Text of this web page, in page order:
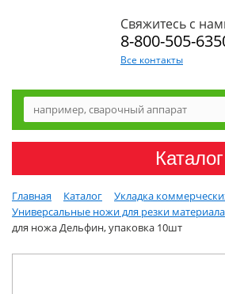
Свяжитесь с
8-800-505-
Все контакты
Каталог
Главная Каталог
Укладка
Универсальные ножи для резки материала
для ножа Дельфин, упаковка 10шт